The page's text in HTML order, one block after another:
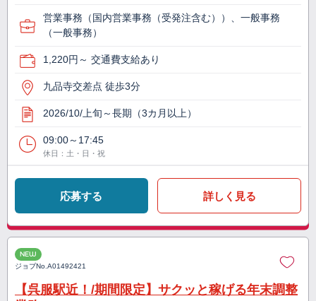
営業事務（国内営業事務（受発注含む））、一般事務
（一般事務）
1,220円～ 交通費支給あり
九品寺交差点 徒歩3分
2026/10/上旬～長期（3カ月以上）
09:00～17:45
休日：土・日・祝
応募する 詳しく見る
NEW
ジョブNo.A01492421
【呉服駅近！/期間限定】サクッと稼げる年末調整